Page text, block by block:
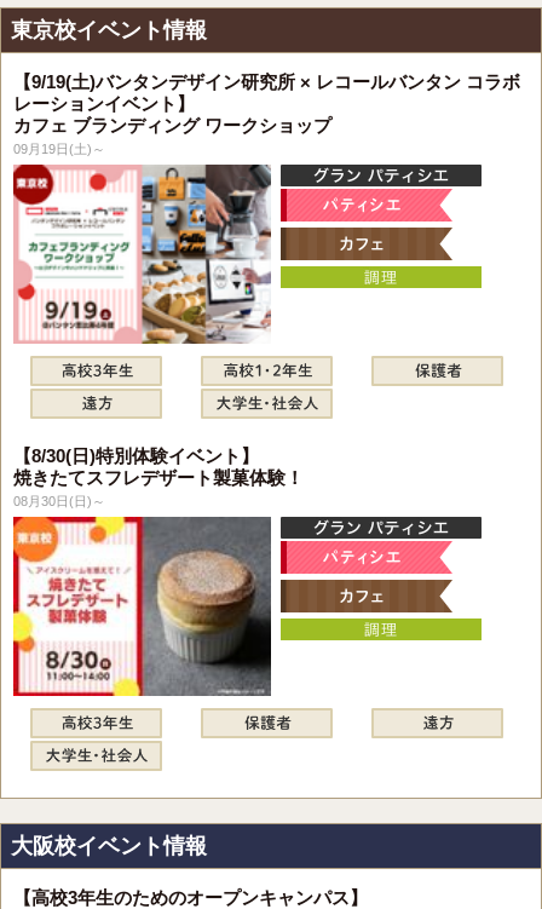
東京校イベント情報
【9/19(土)バンタンデザイン研究所 × レコールバンタン コラボ
レーションイベント】
カフェ ブランディング ワークショップ
09月19日(土)～
【8/30(日)特別体験イベント】
焼きたてスフレデザート製菓体験！
08月30日(日)～
大阪校イベント情報
【高校3年生のためのオープンキャンパス】